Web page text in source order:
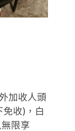
加收人頭
收)，白
限享